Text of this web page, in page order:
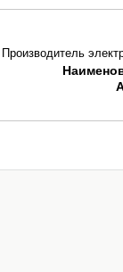
Производитель